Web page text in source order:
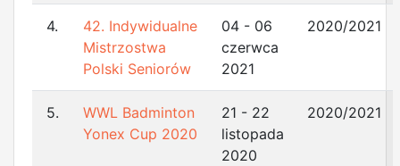
4.
42. Indywidualne
Mistrzostwa
Polski Seniorów
04 - 06
czerwca
2021
2020/2021
5.
WWL Badminton
Yonex Cup 2020
21 - 22
listopada
2020
2020/2021